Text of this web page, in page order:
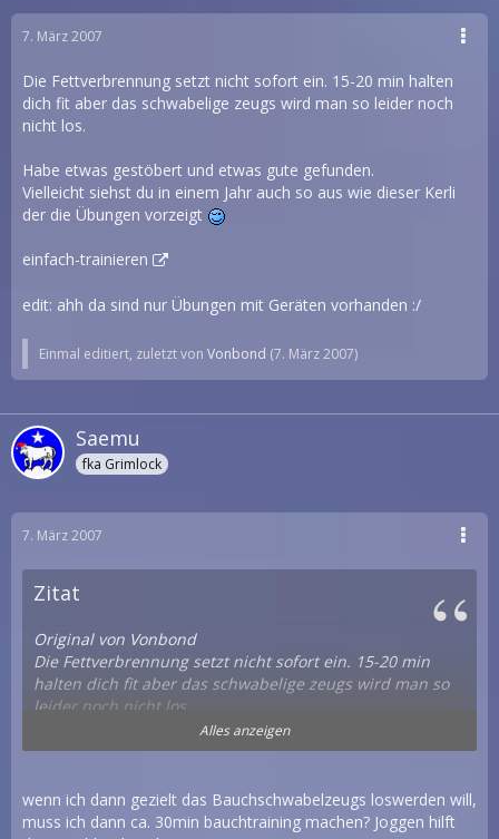
7. März 2007
Die Fettverbrennung setzt nicht sofort ein. 15-20 min halten
dich fit aber das schwabelige zeugs wird man so leider noch
nicht los.
Habe etwas gestöbert und etwas gute gefunden.
Vielleicht siehst du in einem Jahr auch so aus wie dieser Kerli
der die Übungen vorzeigt
einfach-trainieren
edit: ahh da sind nur Übungen mit Geräten vorhanden :/
Einmal editiert, zuletzt von Vonbond (7. März 2007)
Saemu
fka Grimlock
7. März 2007
Zitat
Original von Vonbond
Die Fettverbrennung setzt nicht sofort ein. 15-20 min
halten dich fit aber das schwabelige zeugs wird man so
leider noch nicht los.
Habe etwas gestöbert und etwas gute gefunden.
Kerli der die Übungen vorzeigt
Alles anzeigen
wenn ich dann gezielt das Bauchschwabelzeugs loswerden will,
muss ich dann ca. 30min bauchtraining machen? Joggen hilft